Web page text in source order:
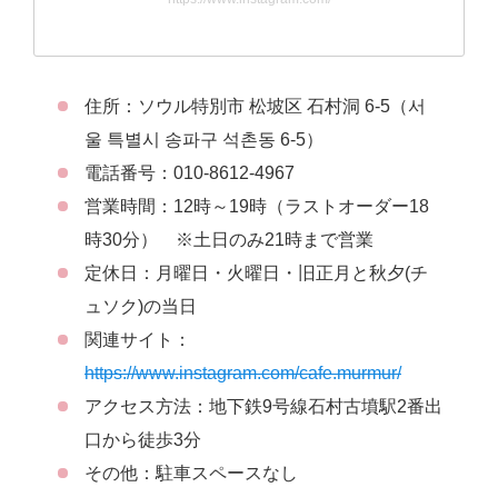
住所：ソウル特別市 松坡区 石村洞 6-5（서
울 특별시 송파구 석촌동 6-5）
電話番号：010-8612-4967
営業時間：12時～19時（ラストオーダー18
時30分） ※土日のみ21時まで営業
定休日：月曜日・火曜日・旧正月と秋夕(チ
ュソク)の当日
関連サイト：
https://www.instagram.com/cafe.murmur/
アクセス方法：地下鉄9号線石村古墳駅2番出
口から徒歩3分
その他：駐車スペースなし